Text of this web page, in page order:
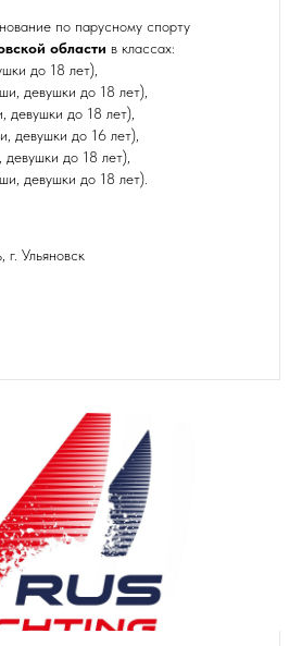
по парусному спорту
области в классах:
до 18 лет),
девушки до 18 лет),
девушки до 18 лет),
девушки до 16 лет),
до 18 лет),
девушки до 18 лет).
г. Ульяновск